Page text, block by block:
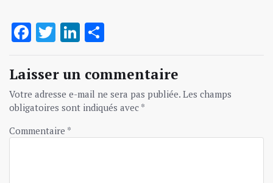
Facebook
TwitterLinkedIn
Laisser un commentaire
Votre adresse e-mail ne sera pas publiée. Les champs
obligatoires sont indiqués avec *
Commentaire *